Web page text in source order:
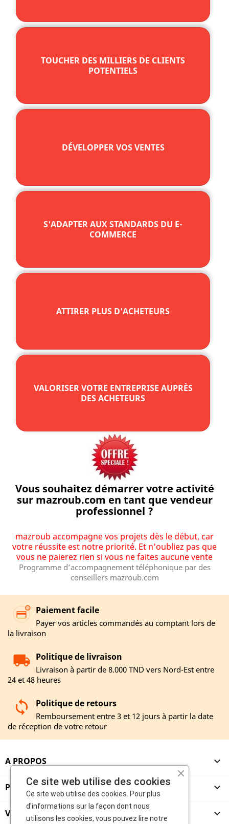
TOUCHER DES MILLIERS DE CLIENTS
POTENTIELS
DÉVELOPPER VOS VENTES
S'ADAPTER AUX STANDARDS DU E-
COMMERCE
ATTIRER PLUS D'ACHETEURS
VALORISER VOTRE ENTREPRISE AUPRÈS
DES ACHETEURS
Vous souhaitez démarrer votre activité
sur mazroub.com en tant que vendeur
professionnel ?
mazroub accompagne vos projets dès le début, car
votre réussite est notre priorité. Et n'oubliez pas que
vous ne paierez rien si vous ne faites aucune vente
Programme d’accompagnement téléphonique par des
conseillers mazroub.com
Paiement facile
Payer vos articles commandés au comptant lors de
la livraison
Politique de livraison
Livraison à partir de 8.000 TND vers Nord-Est entre
24 et 48 heures
Politique de retours
Remboursement entre 3 et 12 jours à partir la date
de réception de votre retour
A PROPOS 
PRODUITS 
VENDEURS 
Ce site web utilise des cookies
Ce site web utilise des cookies. Pour plus
d'informations sur la façon dont nous
utilisons les cookies, vous pouvez lire notre